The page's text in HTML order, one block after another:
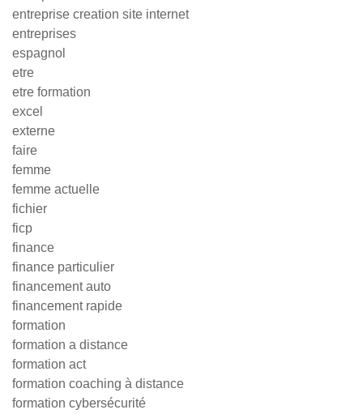
entreprise creation site internet
entreprises
espagnol
etre
etre formation
excel
externe
faire
femme
femme actuelle
fichier
ficp
finance
finance particulier
financement auto
financement rapide
formation
formation a distance
formation act
formation coaching à distance
formation cybersécurité